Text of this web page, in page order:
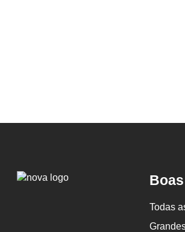
Logo
Todas